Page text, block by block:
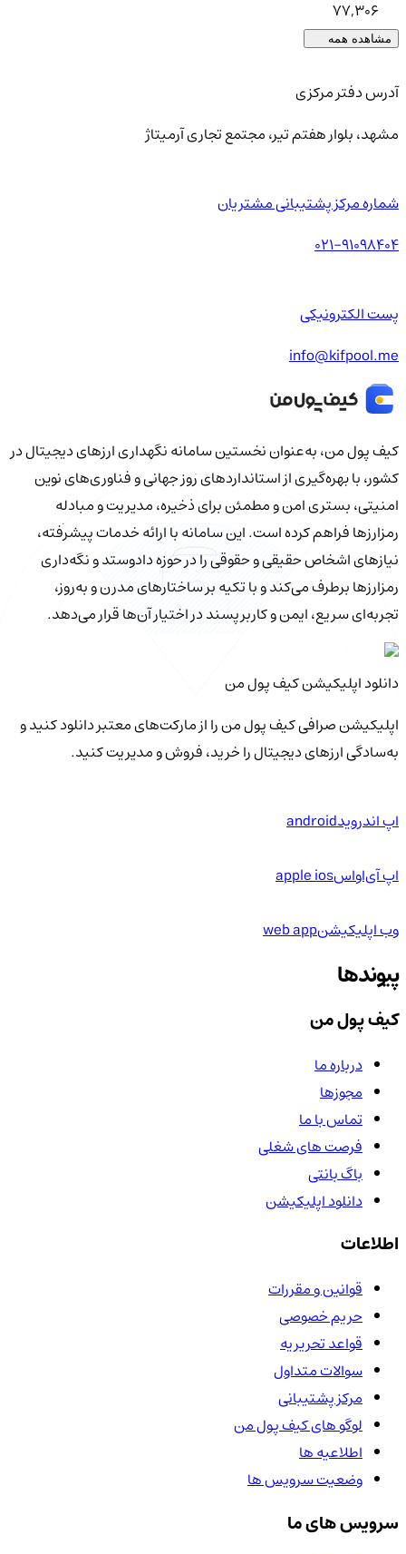
77,306
مشاهده همه
آدرس دفتر مرکزی
مشهد، بلوار هفتم تیر، مجتمع تجاری آرمیتاژ
شماره مرکز پشتیبانی مشتریان
021-91098404
پست الکترونیکی
info@kifpool.me
کیف‌ پول من، به‌عنوان نخستین سامانه نگهداری ارزهای دیجیتال در
کشور، با بهره‌گیری از استانداردهای روز جهانی و فناوری‌های نوین
امنیتی، بستری امن و مطمئن برای ذخیره، مدیریت و مبادله
رمزارزها فراهم کرده است. این سامانه با ارائه خدمات پیشرفته،
نیازهای اشخاص حقیقی و حقوقی را در حوزه دادوستد و نگه‌داری
رمزارزها برطرف می‌کند و با تکیه بر ساختارهای مدرن و به‌روز،
تجربه‌ای سریع، ایمن و کاربرپسند در اختیار آن‌ها قرار می‌دهد.
دانلود اپلیکیشن کیف‌ پول من
اپلیکیشن صرافی کیف پول من را از مارکت‌های معتبر دانلود کنید و
به‌سادگی ارزهای دیجیتال را خرید، فروش و مدیریت کنید.
اپ اندرویدandroid
اپ آی‌او‌اسapple ios
وب اپلیکیشنweb app
پیوندها
کیف پول من
درباره ما
مجوزها
تماس با ما
فرصت های شغلی
باگ بانتی
دانلود اپلیکیشن
اطلاعات
قوانین و مقررات
حریم خصوصی
قواعد تحریریه
سوالات متداول
مرکز پشتیبانی
لوگو های کیف پول من
اطلاعیه ها
وضعیت سرویس ها
سرویس های ما